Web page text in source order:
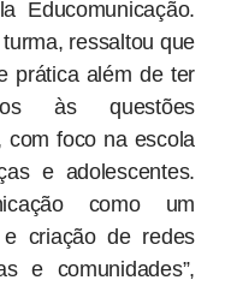
Educomunicação.
ressaltou que
prática além de ter
às questões
com foco na escola
e adolescentes.
como um
e criação de redes
e comunidades”,